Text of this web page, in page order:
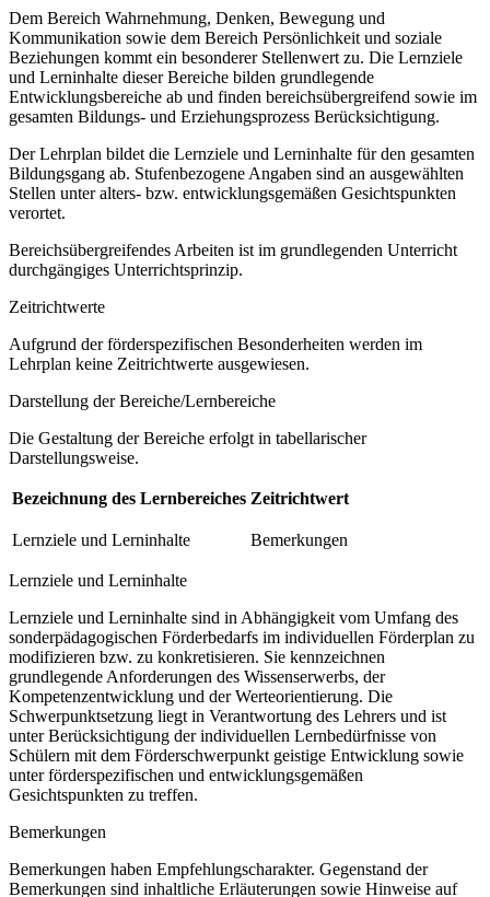
Dem Bereich Wahrnehmung, Denken, Bewegung und
Kommunikation sowie dem Bereich Persönlichkeit und soziale
Beziehungen kommt ein besonderer Stellenwert zu. Die Lernziele
und Lerninhalte dieser Bereiche bilden grundlegende
Entwicklungsbereiche ab und finden bereichsübergreifend sowie im
gesamten Bildungs- und Erziehungsprozess Berücksichtigung.
Der Lehrplan bildet die Lernziele und Lerninhalte für den gesamten
Bildungsgang ab. Stufenbezogene Angaben sind an ausgewählten
Stellen unter alters- bzw. entwicklungsgemäßen Gesichtspunkten
verortet.
Bereichsübergreifendes Arbeiten ist im grundlegenden Unterricht
durchgängiges Unterrichtsprinzip.
Zeitrichtwerte
Aufgrund der förderspezifischen Besonderheiten werden im
Lehrplan keine Zeitrichtwerte ausgewiesen.
Darstellung der Bereiche/Lernbereiche
Die Gestaltung der Bereiche erfolgt in tabellarischer
Darstellungsweise.
Bezeichnung des Lernbereiches Zeitrichtwert
Lernziele und Lerninhalte Bemerkungen
Lernziele und Lerninhalte
Lernziele und Lerninhalte sind in Abhängigkeit vom Umfang des
sonderpädagogischen Förderbedarfs im individuellen Förderplan zu
modifizieren bzw. zu konkretisieren. Sie kennzeichnen
grundlegende Anforderungen des Wissenserwerbs, der
Kompetenzentwicklung und der Werteorientierung. Die
Schwerpunktsetzung liegt in Verantwortung des Lehrers und ist
unter Berücksichtigung der individuellen Lernbedürfnisse von
Schülern mit dem Förderschwerpunkt geistige Entwicklung sowie
unter förderspezifischen und entwicklungsgemäßen
Gesichtspunkten zu treffen.
Bemerkungen
Bemerkungen haben Empfehlungscharakter. Gegenstand der
Bemerkungen sind inhaltliche Erläuterungen sowie Hinweise auf